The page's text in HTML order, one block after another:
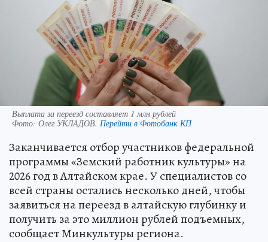
Выплата за переезд составляет 1 млн рублей
Фото: Олег УКЛАДОВ. Перейти в Фотобанк КП
Заканчивается отбор участников федеральной
программы «Земский работник культуры» на
2026 год в Алтайском крае. У специалистов со
всей страны остались несколько дней, чтобы
заявиться на переезд в алтайскую глубинку и
получить за это миллион рублей подъемных,
сообщает Минкультуры региона.